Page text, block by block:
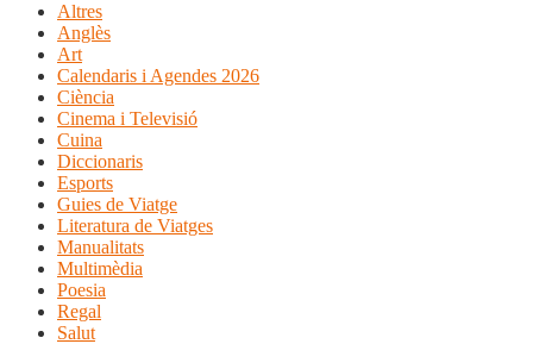
Altres
Anglès
Art
Calendaris i Agendes 2026
Ciència
Cinema i Televisió
Cuina
Diccionaris
Esports
Guies de Viatge
Literatura de Viatges
Manualitats
Multimèdia
Poesia
Regal
Salut